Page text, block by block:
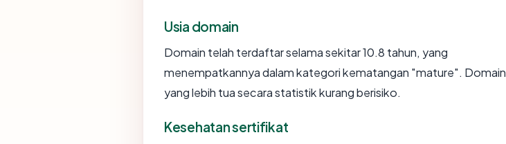
Usia domain
Domain telah terdaftar selama sekitar 10.8 tahun, yang
menempatkannya dalam kategori kematangan "mature". Domain
yang lebih tua secara statistik kurang berisiko.
Kesehatan sertifikat